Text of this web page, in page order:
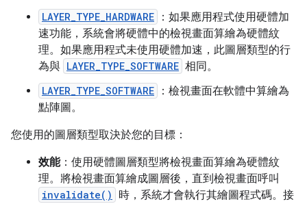
LAYER_TYPE_HARDWARE
：如果應用程式使用硬體加
速功能，系統會將硬體中的檢視畫面算繪為硬體紋
理。如果應用程式未使用硬體加速，此圖層類型的行
為與 LAYER_TYPE_SOFTWARE 相同。
LAYER_TYPE_SOFTWARE
：檢視畫面在軟體中算繪為
點陣圖。
您使用的圖層類型取決於您的目標：
效能：使用硬體圖層類型將檢視畫面算繪為硬體紋
理。將檢視畫面算繪成圖層後，直到檢視畫面呼叫
invalidate()
時，系統才會執行其繪圖程式碼。接